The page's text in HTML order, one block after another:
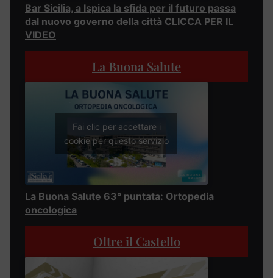
Bar Sicilia, a Ispica la sfida per il futuro passa
dal nuovo governo della città CLICCA PER IL
VIDEO
La Buona Salute
Fai clic per accettare i
cookie per questo servizio
La Buona Salute 63° puntata: Ortopedia
oncologica
Oltre il Castello